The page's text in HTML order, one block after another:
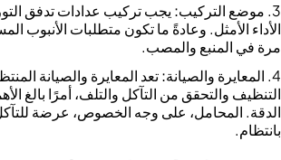
موضع التركيب: يجب تركيب عدادات تدفق
مرة في المنبع والمصب.
المعايرة والصيانة:تعد المعايرة والصيانة
التنظيف والتحقق من التآكل والتلف، أمرًا بالغ
الدقة. المحامل، على وجه الخصوص، عرضة
بانتظام.